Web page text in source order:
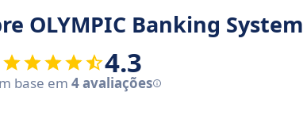
OLYMPIC Banking System
4.3
base em 4 avaliações